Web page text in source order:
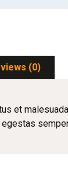
(0)
et